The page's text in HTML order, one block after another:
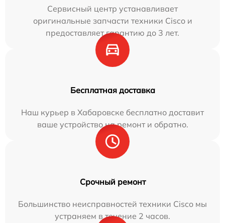
Сервисный центр устанавливает
оригинальные запчасти техники Cisco и
предоставляет гарантию до 3 лет.
Бесплатная доставка
Наш курьер в Хабаровске бесплатно доставит
ваше устройство на ремонт и обратно.
Срочный ремонт
Большинство неисправностей техники Cisco мы
устраняем в течение 2 часов.